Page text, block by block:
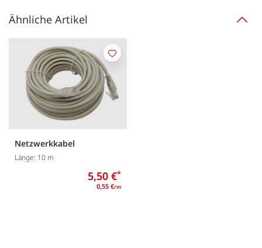
Ähnliche Artikel
Netzwerkkabel
Länge: 10 m
5,50 €*
0,55 €/m
Merken